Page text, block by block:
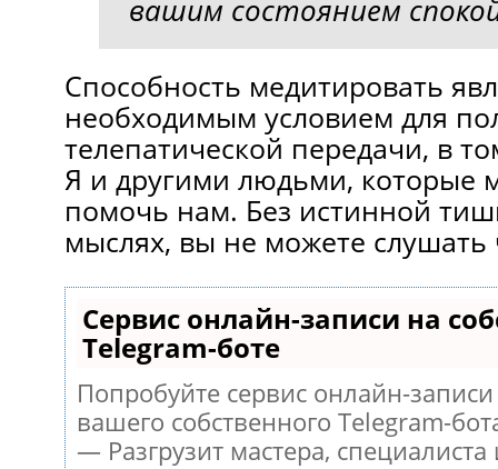
вашим состоянием
Способность медитировать
необходимым условием для
телепатической передачи, в
Я и другими людьми, которые
помочь нам. Без истинной
мыслях, вы не можете
Сервис онлайн-записи на
Telegram-боте
Попробуйте сервис онлайн-
вашего собственного Telegram-
— Разгрузит мастера,